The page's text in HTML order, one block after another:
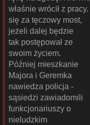
właśnie wrócił z pracy.
się za tęczowy most,
jeżeli dalej będzie
tak postępował ze
swoim życiem.
Później mieszkanie
Majora i Geremka
nawiedza policja -
sąsiedzi zawiadomili
funkcjonariuszy o
nieludzkim